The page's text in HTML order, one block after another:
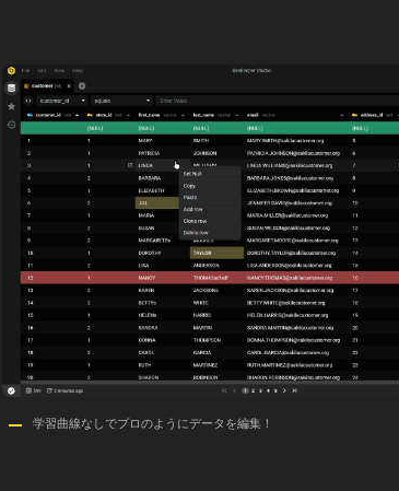
学習曲線なしでプロのようにデータを編集！